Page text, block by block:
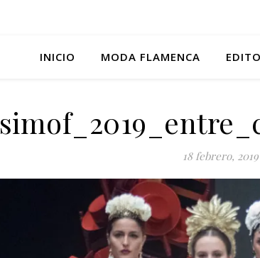
INICIO MODA FLAMENCA
18 febrero, 2019